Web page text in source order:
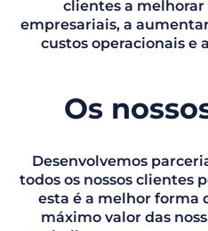
clientes a melhorar
empresariais, a
custos operacionais e
Os
Desenvolvemos
todos os nossos clientes
esta é a melhor forma
máximo valor das